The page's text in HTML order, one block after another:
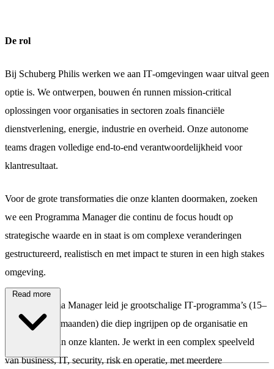
De rol
Bij Schuberg Philis werken we aan IT‑omgevingen waar uitval geen
optie is. We ontwerpen, bouwen én runnen mission‑critical
oplossingen voor organisaties in sectoren zoals financiële
dienstverlening, energie, industrie en overheid. Onze autonome
teams dragen volledige end‑to‑end verantwoordelijkheid voor
klantresultaat.
Voor de grote transformaties die onze klanten doormaken, zoeken
we een Programma Manager die continu de focus houdt op
strategische waarde en in staat is om complexe veranderingen
gestructureerd, realistisch en met impact te sturen in een high stakes
omgeving.
Als Programma Manager leid je grootschalige IT‑programma’s (15–
20M+, 18–24 maanden) die diep ingrijpen op de organisatie en
technologie van onze klanten. Je werkt in een complex speelveld
van business, IT, security, risk en operatie, met meerdere
Read more